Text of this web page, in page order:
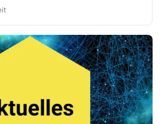
belästigt oder bedroht. Betriebe